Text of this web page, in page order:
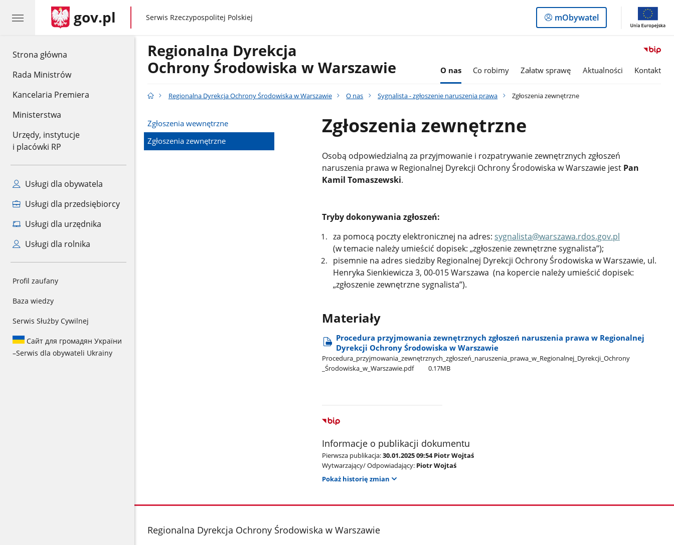
Strona główna
Rada Ministrów
Kancelaria Premiera
Ministerstwa
Urzędy, instytucje
i placówki RP
Usługi dla obywatela
Usługi dla przedsiębiorcy
Usługi dla urzędnika
Usługi dla rolnika
Profil zaufany
Baza wiedzy
Serwis Służby Cywilnej
Сайт для громадян України
–Serwis dla obywateli Ukrainy
gov.pl gov.pl
Serwis Rzeczypospolitej Polskiej
Logowanie
do
mObywatel
Regionalna Dyrekcja
Ochrony Środowiska w Warszawie
O nas Co robimy Załatw sprawę Aktualności Kontakt
Regionalna Dyrekcja Ochrony Środowiska w Warszawie O nas Sygnalista - zgłoszenie naruszenia prawa Zgłoszenia zewnętrzne
Zgłoszenia wewnętrzne
Zgłoszenia zewnętrzne
Zgłoszenia zewnętrzne
Osobą odpowiedzialną za przyjmowanie i rozpatrywanie zewnętrznych zgłoszeń
naruszenia prawa w Regionalnej Dyrekcji Ochrony Środowiska w Warszawie jest Pan
Kamil Tomaszewski.
Tryby dokonywania zgłoszeń:
za pomocą poczty elektronicznej na adres:sygnalista@warszawa.rdos.gov.pl
(w temacie należy umieścić dopisek: „zgłoszenie zewnętrzne sygnalista”);
pisemnie na adres siedziby Regionalnej Dyrekcji Ochrony Środowiska w Warszawie, ul.
Henryka Sienkiewicza 3, 00-015 Warszawa (na kopercie należy umieścić dopisek:
„zgłoszenie zewnętrzne sygnalista”).
Materiały
Procedura przyjmowania zewnętrznych zgłoszeń naruszenia prawa w Regionalnej
Dyrekcji Ochrony Środowiska w Warszawie
Procedura​_przyjmowania​_zewnętrznych​_zgłoszeń​_naruszenia​_prawa​_w​_Regionalnej​_Dyrekcji​_Ochrony​
_Środowiska​_w​_Warszawie.pdf
0.17MB
Informacje o publikacji dokumentu
Pierwsza publikacja:30.01.2025 09:54 Piotr Wojtaś
Wytwarzający/ Odpowiadający: Piotr Wojtaś
Pokaż historię zmian
stopka
Regionalna Dyrekcja Ochrony Środowiska w Warszawie